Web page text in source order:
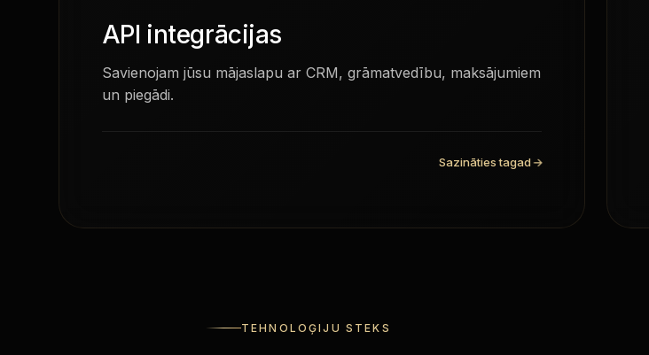
API integrācijas
Savienojam jūsu mājaslapu ar CRM, grāmatvedību, maksājumiem
un piegādi.
Sazināties tagad→
TEHNOLOĢIJU STEKS